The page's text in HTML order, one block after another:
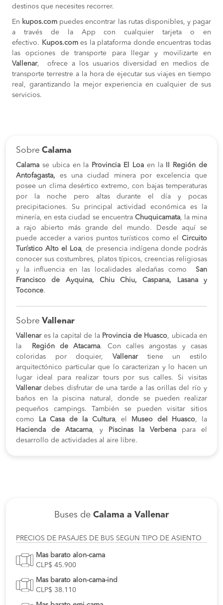
destinos que necesites recorrer.
En kupos.com puedes encontrar las rutas disponibles, y pagar
a través de la App con cualquier tarjeta o en
efectivo. Kupos.comes la plataforma donde encuentras todas
las opciones de transporte para llegar y movilizarte en
Vallenar, ofrece a los usuarios diversidad en medios de
transporte terrestre a la hora de ejecutar sus viajes en tiempo
real, garantizando la mejor experiencia en cualquier de sus
servicios.
Sobre Calama
Calama se ubica en la Provincia El Loaen laII Región de
Antofagasta,es una ciudad minera por excelencia que
posee un clima desértico extremo, con bajas temperaturas
por la noche pero altas durante el día y pocas
precipitaciones. Su principal actividad económica es la
minería, en esta ciudad se encuentra Chuquicamata, la mina
a rajo abierto más grande del mundo. Desde aquí se
puede acceder a varios puntos turísticos como el Circuito
Turístico Alto el Loa, de presencia indígena donde podrás
conocer sus costumbres, platos típicos, creencias religiosas
y la influencia en las localidades aledañas como San
Francisco de Ayquina, Chiu Chiu, Caspana, Lasana y
Toconce.
Sobre Vallenar
Vallenar es la capital de la Provincia de Huasco, ubicada en
la Región de Atacama. Con calles angostas y casas
coloridas por doquier, Vallenartiene un estilo
arquitectónico particular que lo caracterizan y lo hacen un
lugar ideal para realizar tours por sus calles. Si visitas
Vallenardebes disfrutar de una tarde a las orillas del río y
baños en la piscina natural, donde se pueden realizar
pequeños campings. También se pueden visitar sitios
como
La Casa de la Cultura, el Museo del Huasco, la
Hacienda de Atacama, y Piscinas la Verbena para el
desarrollo de actividades al aire libre.
Buses de Calama a Vallenar
PRECIOS DE PASAJES DE BUS SEGUN TIPO DE ASIENTO
Mas barato alon-cama
CLP$ 45.900
Mas barato alon-cama-ind
CLP$ 38.110